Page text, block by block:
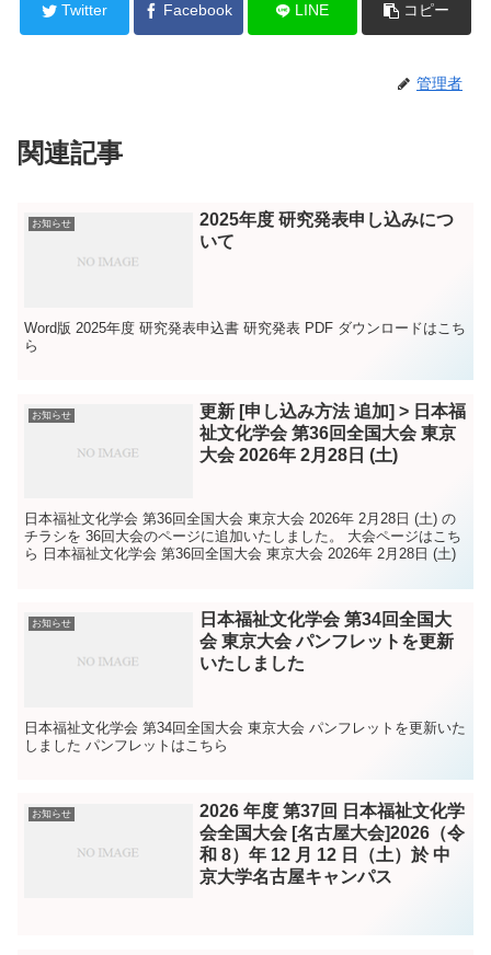
Twitter Facebook LINE コピー
管理者
関連記事
お知らせ
2025年度 研究発表申し込みにつ
いて
Word版 2025年度 研究発表申込書 研究発表 PDF ダウンロードはこち
ら
お知らせ
更新 [申し込み方法 追加] > 日本福
祉文化学会 第36回全国大会 東京
大会 2026年 2月28日 (土)
日本福祉文化学会 第36回全国大会 東京大会 2026年 2月28日 (土) の
チラシを 36回大会のページに追加いたしました。 大会ページはこち
ら 日本福祉文化学会 第36回全国大会 東京大会 2026年 2月28日 (土)
お知らせ
日本福祉文化学会 第34回全国大
会 東京大会 パンフレットを更新
いたしました
日本福祉文化学会 第34回全国大会 東京大会 パンフレットを更新いた
しました パンフレットはこちら
お知らせ
2026 年度 第37回 日本福祉文化学
会全国大会 [名古屋大会]2026（令
和 8）年 12 月 12 日（土）於 中
京大学名古屋キャンパス